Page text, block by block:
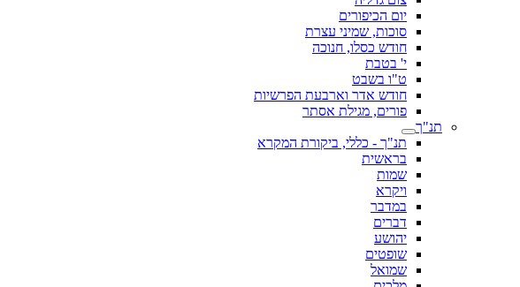
יום הכיפורים
סוכות, שמיני עצרת
חודש כסלו, חנוכה
י' בטבת
ט"ו בשבט
חודש אדר וארבעת הפרשיות
פורים, מגילת אסתר
תנ"ך
תנ"ך - כללי, ביקורת המקרא
בראשית
שמות
ויקרא
במדבר
דברים
יהושע
שופטים
שמואל